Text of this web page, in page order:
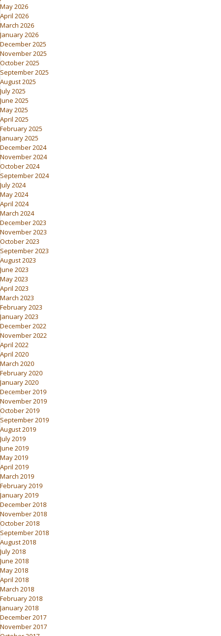
May 2026
April 2026
March 2026
January 2026
December 2025
November 2025
October 2025
September 2025
August 2025
July 2025
June 2025
May 2025
April 2025
February 2025
January 2025
December 2024
November 2024
October 2024
September 2024
July 2024
May 2024
April 2024
March 2024
December 2023
November 2023
October 2023
September 2023
August 2023
June 2023
May 2023
April 2023
March 2023
February 2023
January 2023
December 2022
November 2022
April 2022
April 2020
March 2020
February 2020
January 2020
December 2019
November 2019
October 2019
September 2019
August 2019
July 2019
June 2019
May 2019
April 2019
March 2019
February 2019
January 2019
December 2018
November 2018
October 2018
September 2018
August 2018
July 2018
June 2018
May 2018
April 2018
March 2018
February 2018
January 2018
December 2017
November 2017